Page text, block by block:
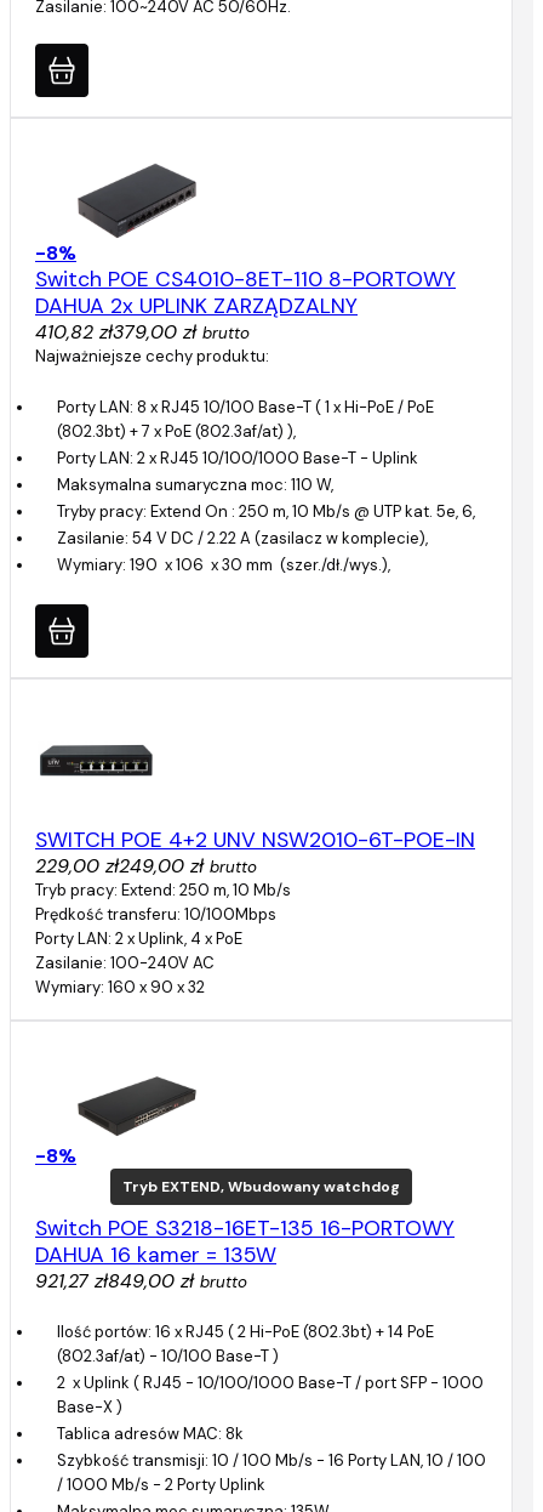
Zasilanie: 100~240V AC 50/60Hz.
-8%
Switch POE CS4010-8ET-110 8-PORTOWY
DAHUA 2x UPLINK ZARZĄDZALNY
410,82 zł379,00 zł brutto
Najważniejsze cechy produktu:
Porty LAN: 8 x RJ45 10/100 Base-T ( 1 x Hi-PoE / PoE
(802.3bt) + 7 x PoE (802.3af/at) ),
Porty LAN: 2 x RJ45 10/100/1000 Base-T - Uplink
Maksymalna sumaryczna moc: 110 W,
Tryby pracy: Extend On : 250 m, 10 Mb/s @ UTP kat. 5e, 6,
Zasilanie: 54 V DC / 2.22 A (zasilacz w komplecie),
Wymiary: 190 x 106 x 30 mm (szer./dł./wys.),
SWITCH POE 4+2 UNV NSW2010-6T-POE-IN
229,00 zł249,00 zł brutto
Tryb pracy: Extend: 250 m, 10 Mb/s
Prędkość transferu: 10/100Mbps
Porty LAN: 2 x Uplink, 4 x PoE
Zasilanie: 100-240V AC
Wymiary: 160 x 90 x 32
-8%
Tryb EXTEND, Wbudowany watchdog
Switch POE S3218-16ET-135 16-PORTOWY
DAHUA 16 kamer = 135W
921,27 zł849,00 zł brutto
Ilość portów: 16 x RJ45 ( 2 Hi-PoE (802.3bt) + 14 PoE
(802.3af/at) - 10/100 Base-T )
2 x Uplink ( RJ45 - 10/100/1000 Base-T / port SFP - 1000
Base-X )
Tablica adresów MAC: 8k
Szybkość transmisji: 10 / 100 Mb/s - 16 Porty LAN, 10 / 100
/ 1000 Mb/s - 2 Porty Uplink